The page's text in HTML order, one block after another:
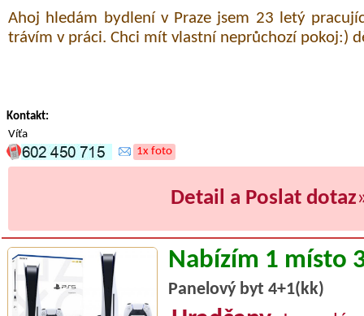
Ahoj hledám bydlení v Praze jsem 23 letý
trávím v práci. Chci mít vlastní neprůchozí pokoj:)
Kontakt:
Víťa
1x foto
Detail a Poslat dotaz
Nabízím 1 místo
Panelový byt 4+1(kk)